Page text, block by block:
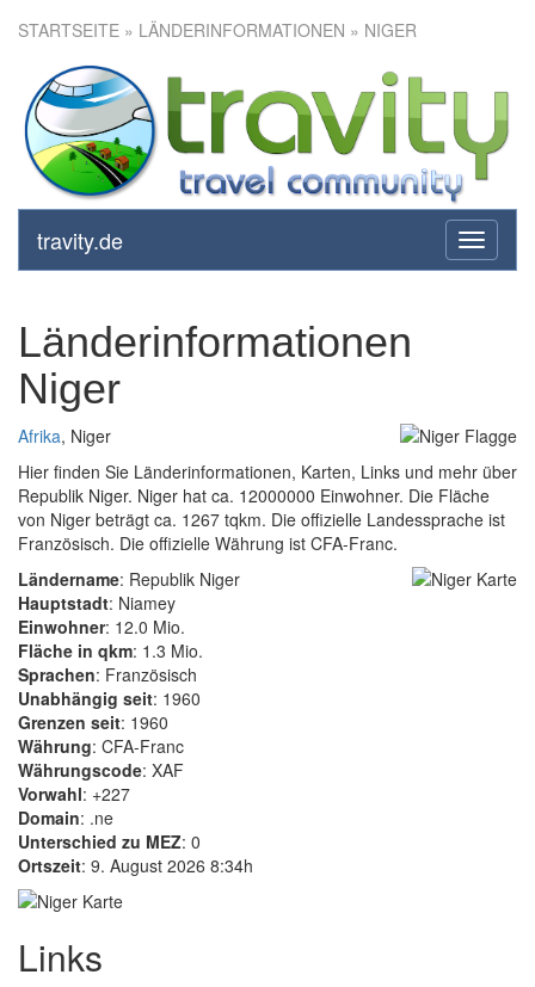
STARTSEITE » LÄNDERINFORMATIONEN » NIGER
toggle
travity.de
Länderinformationen
Niger
Afrika, Niger
Hier finden Sie Länderinformationen, Karten, Links und mehr über
Republik Niger. Niger hat ca. 12000000 Einwohner. Die Fläche
von Niger beträgt ca. 1267 tqkm. Die offizielle Landessprache ist
Französisch. Die offizielle Währung ist CFA-Franc.
Ländername: Republik Niger
Hauptstadt: Niamey
Einwohner: 12.0 Mio.
Fläche in qkm: 1.3 Mio.
Sprachen: Französisch
Unabhängig seit: 1960
Grenzen seit: 1960
Währung: CFA-Franc
Währungscode: XAF
Vorwahl: +227
Domain: .ne
Unterschied zu MEZ: 0
Ortszeit: 9. August 2026 8:34h
Links